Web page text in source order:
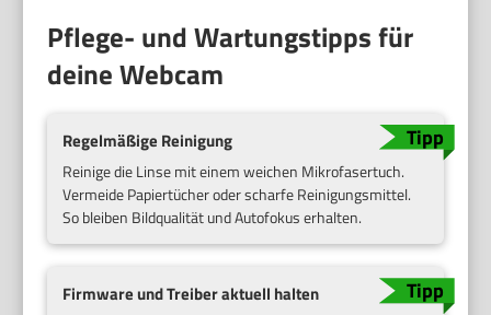
Pflege- und Wartungstipps für
deine Webcam
Regelmäßige Reinigung
Reinige die Linse mit einem weichen Mikrofasertuch.
Vermeide Papiertücher oder scharfe Reinigungsmittel.
So bleiben Bildqualität und Autofokus erhalten.
Firmware und Treiber aktuell halten